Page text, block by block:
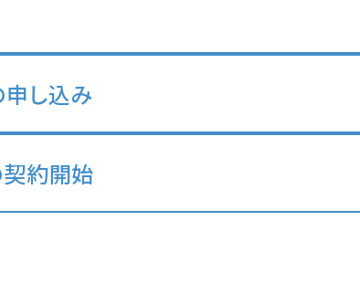
し込み
約開始